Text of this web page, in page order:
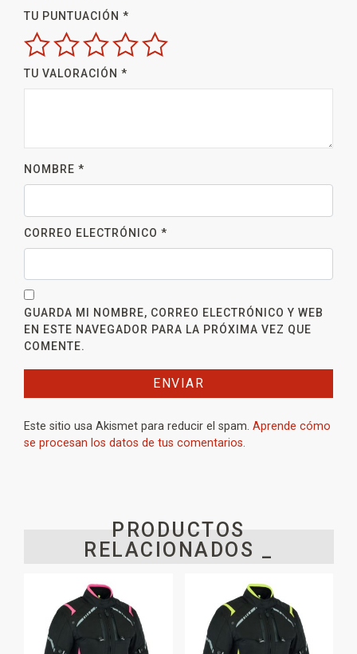
TU PUNTUACIÓN *
TU VALORACIÓN *
NOMBRE *
CORREO ELECTRÓNICO *
GUARDA MI NOMBRE, CORREO ELECTRÓNICO Y WEB
EN ESTE NAVEGADOR PARA LA PRÓXIMA VEZ QUE
COMENTE.
Este sitio usa Akismet para reducir el spam. Aprende cómo
se procesan los datos de tus comentarios.
PRODUCTOS
RELACIONADOS _